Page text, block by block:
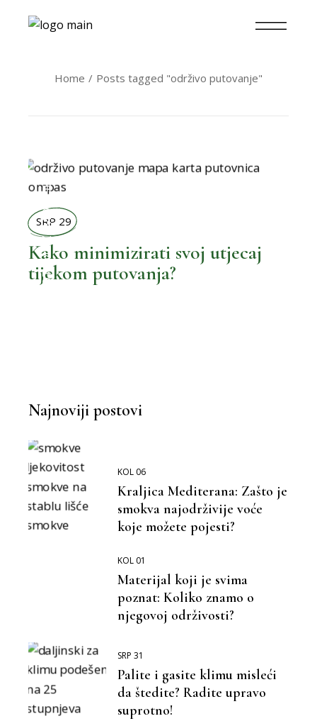
Home Posts tagged "održivo putovanje"
BOLJI ŽIVOT
,
MOŽEMO BOLJE
SRP 29
Kako minimizirati svoj utjecaj
tijekom putovanja?
Najnoviji postovi
KOL 06
Kraljica Mediterana: Zašto je
smokva najodrživije voće
koje možete pojesti?
KOL 01
Materijal koji je svima
poznat: Koliko znamo o
njegovoj održivosti?
SRP 31
Palite i gasite klimu misleći
da štedite? Radite upravo
suprotno!